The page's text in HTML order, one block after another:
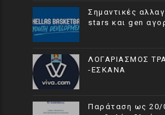
Σημαντικές
stars και gen
ΛΟΓΑΡΙΑΣΜΟΣ
-ΕΣΚΑΝΑ
Παράταση ως 20/